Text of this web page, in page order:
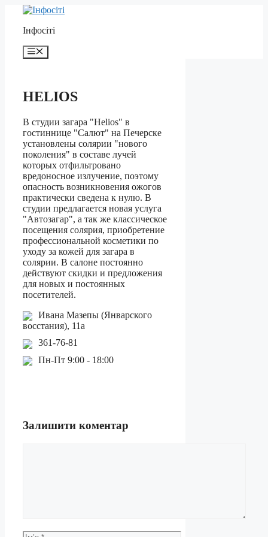
Перейти
контенту
Інфосіті
Меню
HELIOS
В студии загара "Helios" в
гостиннице "Салют" на Печерске
установлены солярии "нового
поколения" в составе лучей
которых отфильтровано
вредоносное излучение, поэтому
опасность возникновения ожогов
практически сведена к нулю. В
студии предлагается новая услуга
"Автозагар", а так же классическое
посещения солярия, приобретение
профессиональной косметики по
уходу за кожей для загара в
солярии. В салоне постоянно
действуют скидки и предложения
для новых и постоянных
посетителей.
Ивана Мазепы (Январского
восстания), 11а
361-76-81
Пн-Пт 9:00 - 18:00
Залишити коментар